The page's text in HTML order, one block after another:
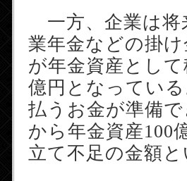
一方、企業は将
業年金などの掛
が年金資産とし
億円となってい
払うお金が準備
から年金資産100
立て不足の金額